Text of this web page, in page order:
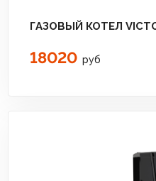
ГАЗОВЫЙ КОТЕЛ
18020 руб